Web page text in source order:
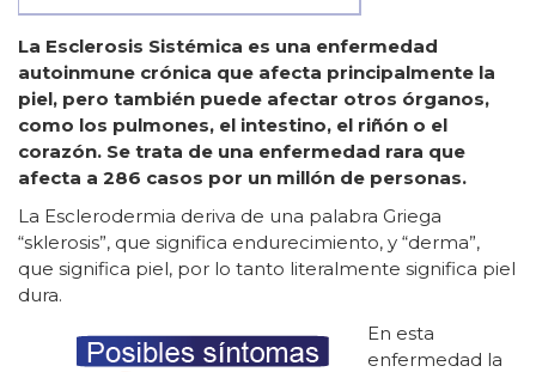
La Esclerosis Sistémica es una enfermedad
autoinmune crónica que afecta principalmente la
piel, pero también puede afectar otros órganos,
como los pulmones, el intestino, el riñón o el
corazón. Se trata de una enfermedad rara que
afecta a 286 casos por un millón de personas.
La Esclerodermia deriva de una palabra Griega
“sklerosis”, que significa endurecimiento, y “derma”,
que significa piel, por lo tanto literalmente significa piel
dura.
En esta
enfermedad la